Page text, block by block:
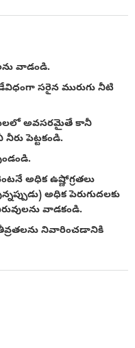
వాడండి.
సరైన మురుగు నీటి
అవసరమైతే కానీ
పెట్టకండి.
అధిక ఉష్ణోగ్రతలు
అధిక పెరుగుదలకు
వాడకండి.
నివారించడానికి